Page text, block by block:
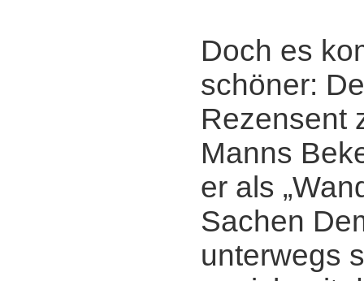
Doch es
schöner:
Rezensent
Manns
er als
Sachen
unterwegs